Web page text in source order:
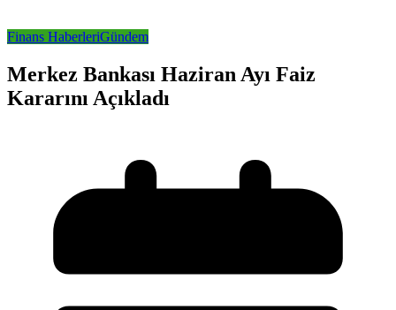
Finans HaberleriGündem
Merkez Bankası Haziran Ayı Faiz
Kararını Açıkladı